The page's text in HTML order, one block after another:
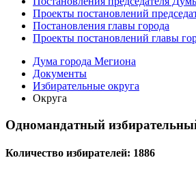
Проекты постановлений
Постановления главы города
Проекты постановлений главы
Дума города Мегиона
Документы
Избирательные округа
Округа
Одномандатный
Количество избирателей: 1886